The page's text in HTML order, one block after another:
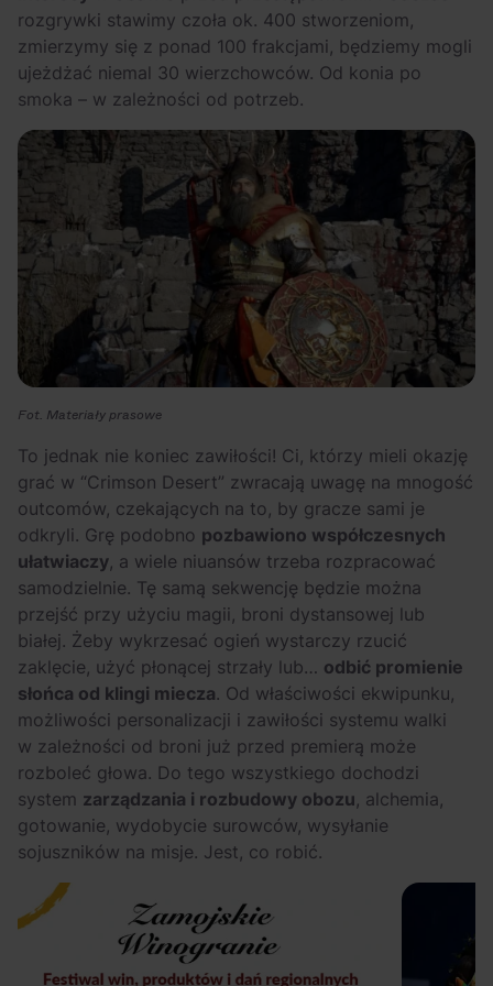
rozgrywki stawimy czoła ok. 400 stworzeniom,
zmierzymy się z ponad 100 frakcjami, będziemy mogli
ujeżdżać niemal 30 wierzchowców. Od konia po
smoka – w zależności od potrzeb.
Fot. Materiały prasowe
To jednak nie koniec zawiłości! Ci, którzy mieli okazję
grać w “Crimson Desert” zwracają uwagę na mnogość
outcomów, czekających na to, by gracze sami je
odkryli. Grę podobno pozbawiono współczesnych
ułatwiaczy , a wiele niuansów trzeba rozpracować
samodzielnie. Tę samą sekwencję będzie można
przejść przy użyciu magii, broni dystansowej lub
białej. Żeby wykrzesać ogień wystarczy rzucić
zaklęcie, użyć płonącej strzały lub… odbić promienie
słońca od klingi miecza. Od właściwości ekwipunku,
możliwości personalizacji i zawiłości systemu walki
w zależności od broni już przed premierą może
rozboleć głowa. Do tego wszystkiego dochodzi
system zarządzania i rozbudowy obozu , alchemia,
gotowanie, wydobycie surowców, wysyłanie
sojuszników na misje. Jest, co robić.